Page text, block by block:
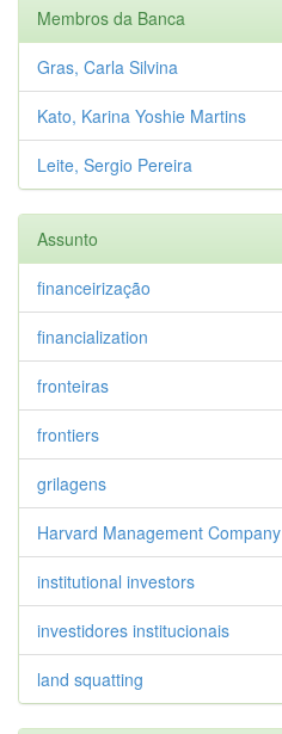
Membros da Banca
Gras, Carla Silvina
Kato, Karina Yoshie Martins
Leite, Sergio Pereira
Assunto
financeirização
financialization
fronteiras
frontiers
grilagens
Harvard Management Company
institutional investors
investidores institucionais
land squatting